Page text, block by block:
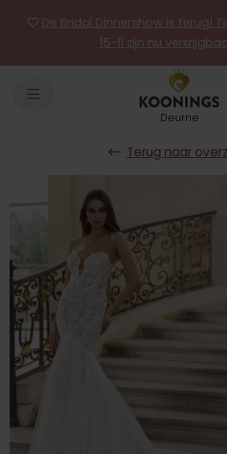
De Bridal Dinnershow is terug!
15-11 zijn nu
Deurne
Terug naar